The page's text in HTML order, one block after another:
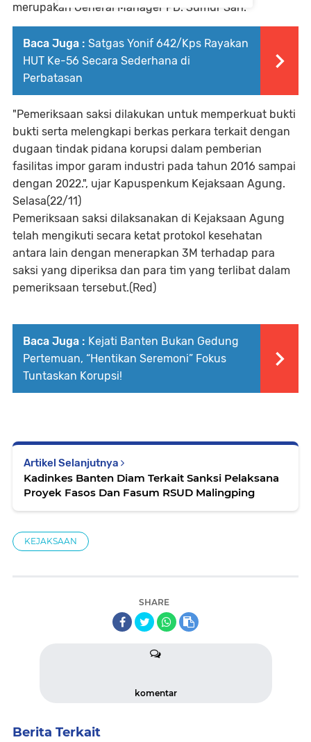
merupakan General Manager PD. Sumur Sari.
Baca Juga : Satgas Yonif 642/Kps Rayakan
HUT Ke-56 Secara Sederhana di
Perbatasan
"Pemeriksaan saksi dilakukan untuk memperkuat bukti
bukti serta melengkapi berkas perkara terkait dengan
dugaan tindak pidana korupsi dalam pemberian
fasilitas impor garam industri pada tahun 2016 sampai
dengan 2022.", ujar Kapuspenkum Kejaksaan Agung.
Selasa(22/11)
Pemeriksaan saksi dilaksanakan di Kejaksaan Agung
telah mengikuti secara ketat protokol kesehatan
antara lain dengan menerapkan 3M terhadap para
saksi yang diperiksa dan para tim yang terlibat dalam
pemeriksaan tersebut.(Red)
Baca Juga : Kejati Banten Bukan Gedung
Pertemuan, “Hentikan Seremoni” Fokus
Tuntaskan Korupsi!
Artikel Selanjutnya
Kadinkes Banten Diam Terkait Sanksi Pelaksana
Proyek Fasos Dan Fasum RSUD Malingping
KEJAKSAAN
SHARE
komentar
Berita Terkait